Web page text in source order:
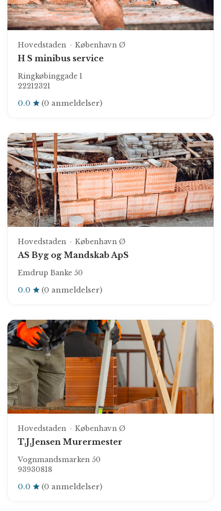
Hovedstaden København Ø
H S minibus service
Ringkøbinggade 1
22212321
0.0 (0 anmeldelser)
Hovedstaden København Ø
AS Byg og Mandskab ApS
Emdrup Banke 50
0.0 (0 anmeldelser)
Hovedstaden København Ø
T.J.Jensen Murermester
Vognmandsmarken 50
93930818
0.0 (0 anmeldelser)